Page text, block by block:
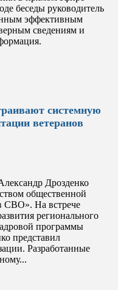
беседы руководитель
эффективным
сведениям и
системную
ветеранов
Дрозденко
общественной
СВО». На встрече
регионального
программы
представил
Разработанные